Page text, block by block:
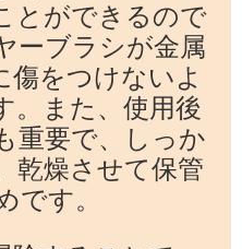
とができるので
ーブラシが金属
傷をつけないよ
。また、使用後
重要で、しっか
乾燥させて保管
です。